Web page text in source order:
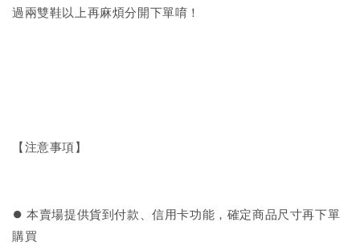
過兩雙鞋以上再麻煩分開下單唷！
【注意事項】
⏺︎ 本賣場提供貨到付款、信用卡功能，確定商品尺寸再下單
購買